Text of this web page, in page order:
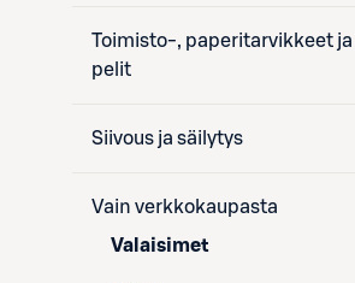
Toimisto-, paperitarvikkeet ja
pelit
Siivous ja säilytys
Vain verkkokaupasta
Valaisimet